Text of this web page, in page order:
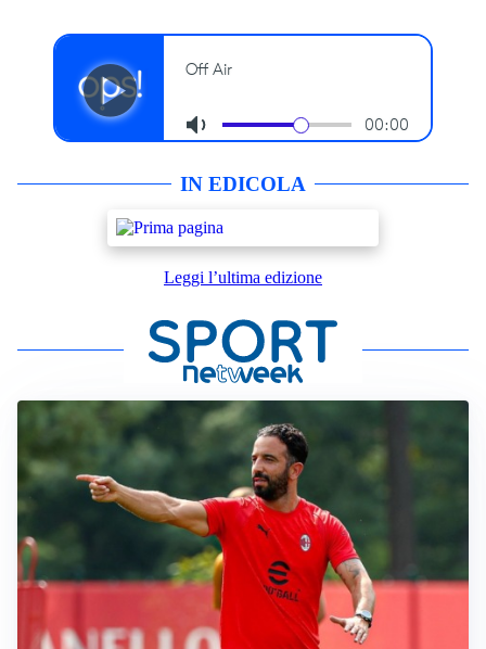
IN EDICOLA
Leggi l’ultima edizione